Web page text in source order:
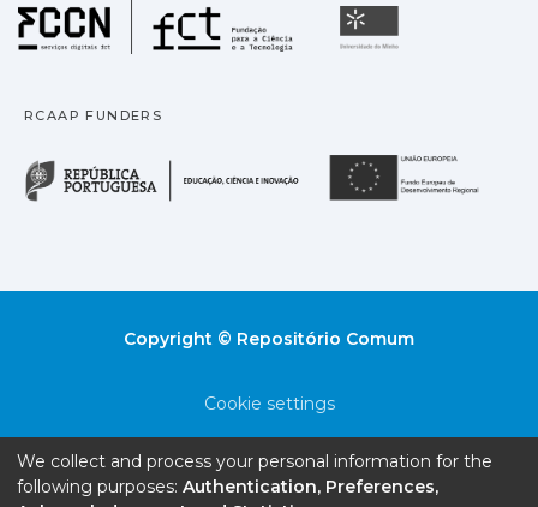
Fundação para a
RCAAP FUNDERS
República Portuguesa
Copyright © Repositório Comum
Cookie settings
End User Agreement
We collect and process your personal information for the
following purposes: Authentication, Preferences,